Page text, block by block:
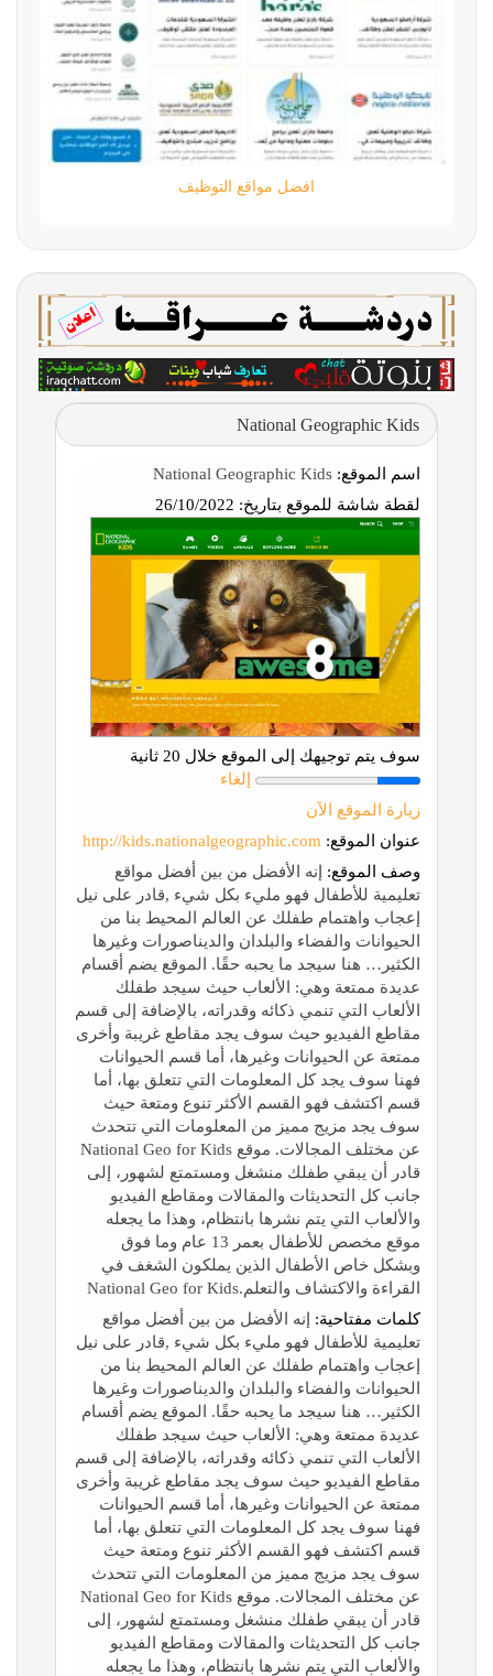
افضل مواقع التوظيف
National Geographic Kids
اسم الموقع:
لقطة شاشة للموقع بتاريخ:
سوف يتم توجيهك إلى الموقع خلال 20 ثانية
إلغاء
زيارة الموقع الآن
عنوان الموقع: http://kids.nationalgeographic.com
وصف الموقع: إنه الأفضل من بين أفضل مواقع
تعليمية للأطفال فهو مليء بكل شيء ,قادر على نيل
إعجاب واهتمام طفلك عن العالم المحيط بنا من
الحيوانات والفضاء والبلدان والديناصورات وغيرها
الكثير… هنا سيجد ما يحبه حقًا. الموقع يضم أقسام
عديدة ممتعة وهي: الألعاب حيث سيجد طفلك
الألعاب التي تنمي ذكائه وقدراته، بالإضافة إلى قسم
مقاطع الفيديو حيث سوف يجد مقاطع غريبة وأخرى
ممتعة عن الحيوانات وغيرها، أما قسم الحيوانات
فهنا سوف يجد كل المعلومات التي تتعلق بها، أما
قسم اكتشف فهو القسم الأكثر تنوع ومتعة حيث
سوف يجد مزيج مميز من المعلومات التي تتحدث
عن مختلف المجالات. موقع National Geo for Kids
قادر أن يبقي طفلك منشغل ومستمتع لشهور، إلى
جانب كل التحديثات والمقالات ومقاطع الفيديو
والألعاب التي يتم نشرها بانتظام، وهذا ما يجعله
موقع مخصص للأطفال بعمر 13 عام وما فوق
وبشكل خاص الأطفال الذين يملكون الشغف في
القراءة والاكتشاف والتعلم.National Geo for Kids
كلمات مفتاحية: إنه الأفضل من بين أفضل مواقع
تعليمية للأطفال فهو مليء بكل شيء ,قادر على نيل
إعجاب واهتمام طفلك عن العالم المحيط بنا من
الحيوانات والفضاء والبلدان والديناصورات وغيرها
الكثير… هنا سيجد ما يحبه حقًا. الموقع يضم أقسام
عديدة ممتعة وهي: الألعاب حيث سيجد طفلك
الألعاب التي تنمي ذكائه وقدراته، بالإضافة إلى قسم
مقاطع الفيديو حيث سوف يجد مقاطع غريبة وأخرى
ممتعة عن الحيوانات وغيرها، أما قسم الحيوانات
فهنا سوف يجد كل المعلومات التي تتعلق بها، أما
قسم اكتشف فهو القسم الأكثر تنوع ومتعة حيث
سوف يجد مزيج مميز من المعلومات التي تتحدث
عن مختلف المجالات. موقع National Geo for Kids
قادر أن يبقي طفلك منشغل ومستمتع لشهور، إلى
جانب كل التحديثات والمقالات ومقاطع الفيديو
والألعاب التي يتم نشرها بانتظام، وهذا ما يجعله